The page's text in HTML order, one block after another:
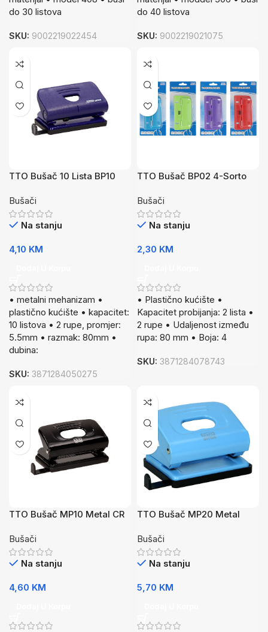
do 30 listova
SKU: 9002219022454
do 40 listova
SKU: 9002219021075
TTO Bušač 10 Lista BP10
Bušači
Na stanju
4,10 KM
• metalni mehanizam •
plastično kućište • kapacitet:
10 listova • 2 rupe, promjer:
5.5mm • razmak: 80mm •
dubina:
SKU: 3871284050275
TTO Bušač BP02 4-Sorto
Bušači
Na stanju
2,30 KM
• Plastično kućište •
Kapacitet probijanja: 2 lista •
2 rupe • Udaljenost između
rupa: 80 mm • Boja: 4
SKU: 3871284078743
TTO Bušač MP10 Metal CR
Bušači
Na stanju
4,60 KM
TTO Bušač MP20 Metal
Bušači
Na stanju
5,70 KM